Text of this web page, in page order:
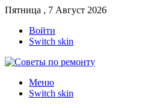
Пятница , 7 Август 2026
Войти
Switch skin
Меню
Switch skin